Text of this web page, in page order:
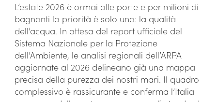
L’estate 2026 è ormai alle porte e per milioni di
bagnanti la priorità è solo una: la qualità
dell’acqua. In attesa del report ufficiale del
Sistema Nazionale per la Protezione
dell’Ambiente, le analisi regionali dell’ARPA
aggiornate al 2026 delineano già una mappa
precisa della purezza dei nostri mari. Il quadro
complessivo è rassicurante e conferma l’Italia